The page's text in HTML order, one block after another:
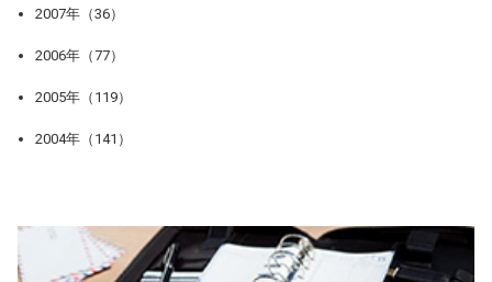
2007年（36）
2006年（77）
2005年（119）
2004年（141）